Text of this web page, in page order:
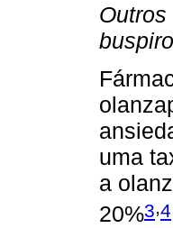
uma
a
20%3,4